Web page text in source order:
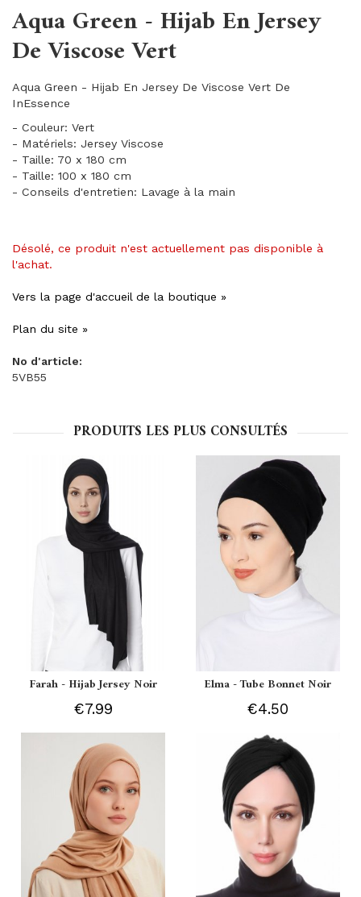
Aqua Green - Hijab En Jersey
De Viscose Vert
Aqua Green - Hijab En Jersey De Viscose Vert De
InEssence
- Couleur: Vert
- Matériels: Jersey Viscose
- Taille: 70 x 180 cm
- Taille: 100 x 180 cm
- Conseils d'entretien: Lavage à la main
Désolé, ce produit n'est actuellement pas disponible à
l'achat.
Vers la page d'accueil de la boutique »
Plan du site »
No d'article:
5VB55
PRODUITS LES PLUS CONSULTÉS
Farah - Hijab Jersey Noir
€7.99
Elma - Tube Bonnet Noir
€4.50